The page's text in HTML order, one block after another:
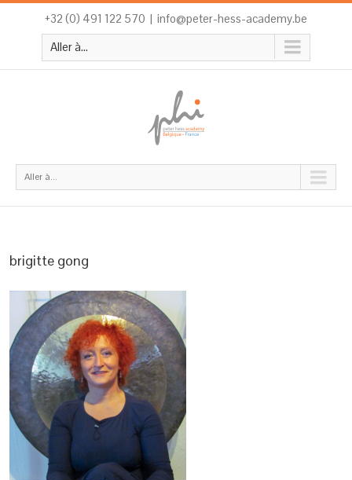
+32 (0) 491 122 570 | info@peter-hess-academy.be
Aller à...
Aller à...
brigitte gong